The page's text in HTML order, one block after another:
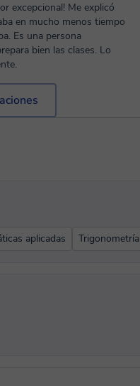
excepcional! Me explicó
en mucho menos tiempo
Es una persona
bien las clases. Lo
aplicadas Trigonometría